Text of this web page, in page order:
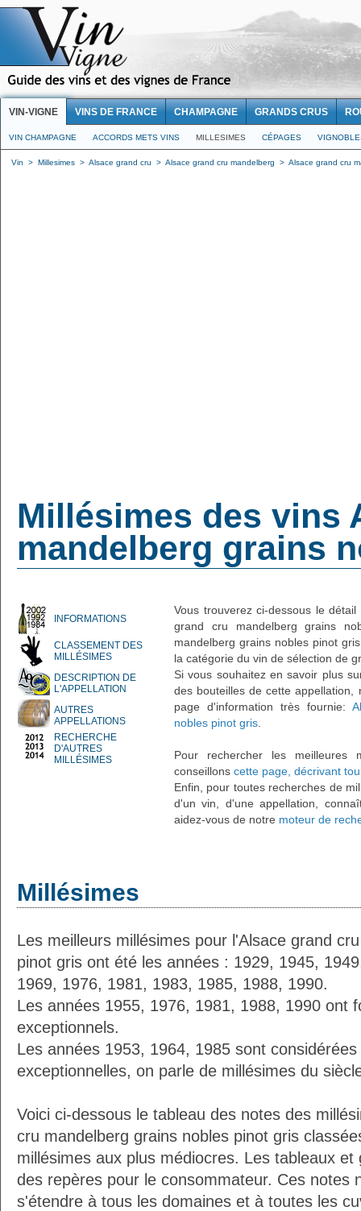
VIN-VIGNE VINS DE FRANCE CHAMPAGNE GRANDS CRUS
VIN CHAMPAGNE ACCORDS METS VINS MILLESIMES CÉPAGES
Vin > Millesimes > Alsace grand cru > Alsace grand cru mandelberg > Alsace grand cru
Millésimes des vins
mandelberg grains
INFORMATIONS
CLASSEMENT DES
MILLÉSIMES
DESCRIPTION DE
L'APPELLATION
AUTRES
APPELLATIONS
RECHERCHE
D'AUTRES
MILLÉSIMES
Vous trouverez ci-dessous le
grand cru mandelberg grains
mandelberg grains nobles pinot
la catégorie du vin de sélection de
Si vous souhaitez en savoir plus
des bouteilles de cette appellation,
page d'information très fournie:
nobles pinot gris
Pour rechercher les meilleures
conseillons cette page, décrivant
Enfin, pour toutes recherches de
d'un vin, d'une appellation,
aidez-vous de notre moteur de
Millésimes
Les meilleurs millésimes pour l'Alsace grand
pinot gris ont été les années : 1929, 1945,
1969, 1976, 1981, 1983, 1985, 1988, 1990.
Les années 1955, 1976, 1981, 1988, 1990 ont
exceptionnels.
Les années 1953, 1964, 1985 sont
exceptionnelles, on parle de millésimes du
Voici ci-dessous le tableau des notes des
cru mandelberg grains nobles pinot gris
millésimes aux plus médiocres. Les tableaux
des repères pour le consommateur. Ces notes
s'étendre à tous les domaines et à toutes les